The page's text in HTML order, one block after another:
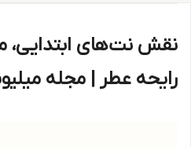
نقش نت‌های ابتدایی،
رایحه عطر | مجله